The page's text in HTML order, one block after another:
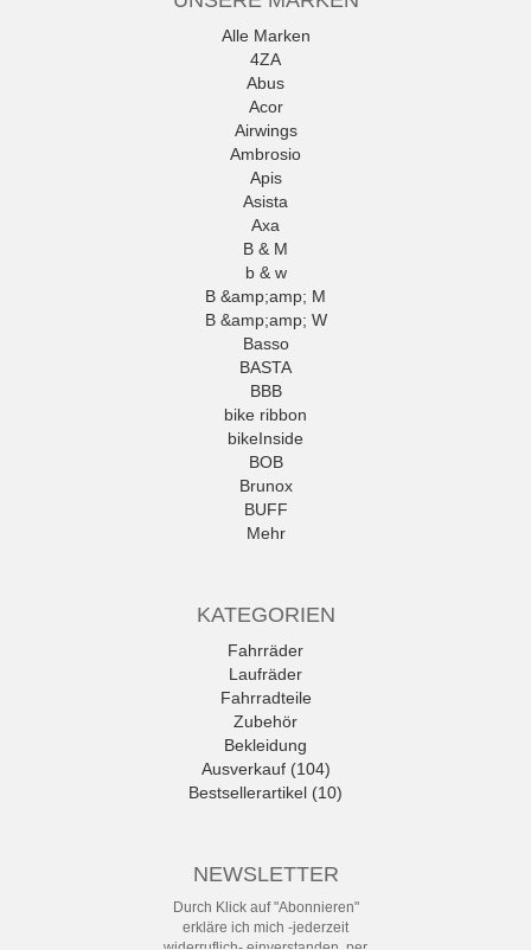
Alle Marken
4ZA
Abus
Acor
Airwings
Ambrosio
Apis
Asista
Axa
B & M
b & w
B &amp;amp; M
B &amp;amp; W
Basso
BASTA
BBB
bike ribbon
bikeInside
BOB
Brunox
BUFF
Mehr
KATEGORIEN
Fahrräder
Laufräder
Fahrradteile
Zubehör
Bekleidung
Ausverkauf (104)
Bestsellerartikel (10)
NEWSLETTER
Durch Klick auf "Abonnieren"
erkläre ich mich -jederzeit